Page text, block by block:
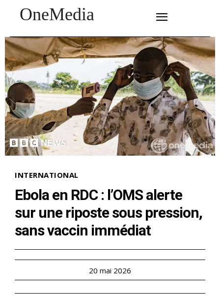
OneMedia
INTERNATIONAL
Ebola en RDC : l’OMS alerte
sur une riposte sous pression,
sans vaccin immédiat
20 mai 2026